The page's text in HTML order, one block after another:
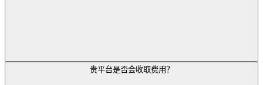
贵平台是否会收取费用？